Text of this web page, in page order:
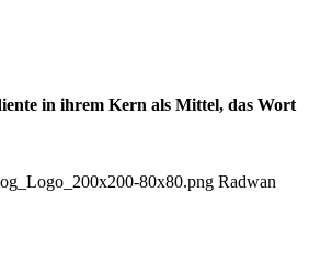
in ihrem Kern als Mittel, das Wort
80x80.png Radwan